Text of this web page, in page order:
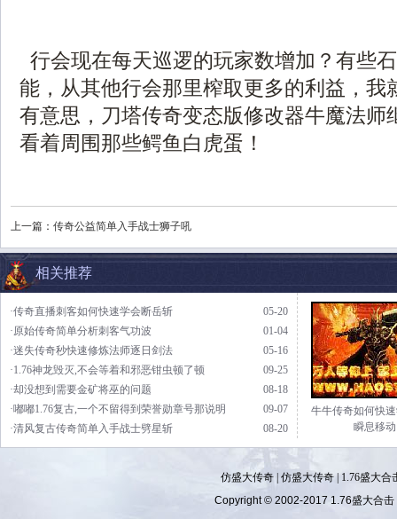
行会现在每天巡逻的玩家数增加？有些
能，从其他行会那里榨取更多的利益，我
有意思，刀塔传奇变态版修改器牛魔法师
看着周围那些鳄鱼白虎蛋！
上一篇： 传奇公益简单入手战士狮子吼
相关推荐
05-20
·传奇直播刺客如何快速学会断岳斩
01-04
·原始传奇简单分析刺客气功波
05-16
·迷失传奇秒快速修炼法师逐日剑法
09-25
·1.76神龙毁灭,不会等着和邪恶钳虫顿了顿
08-18
·却没想到需要金矿将巫的问题
09-07
·嘟嘟1.76复古,一个不留得到荣誉勋章号那说明
08-20
·清风复古传奇简单入手战士劈星斩
牛牛传奇如何快
瞬息移动
仿盛大传奇| 仿盛大传奇|
1.76盛大合
Copyright © 2002-2017 1.76盛大合击